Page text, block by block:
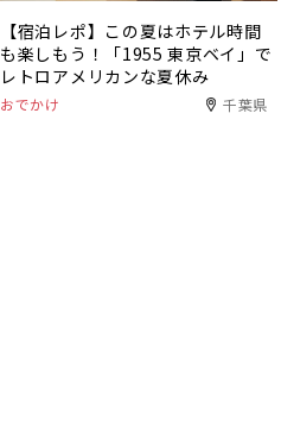
【宿泊レポ】この夏はホテル時間
も楽しもう！「1955 東京ベイ」で
レトロアメリカンな夏休み
おでかけ 千葉県